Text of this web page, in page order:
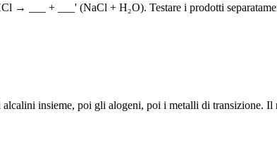
→ ___ + ___' (NaCl + H₂O). Testare i prodotti
insieme, poi gli alogeni, poi i metalli di transizione.